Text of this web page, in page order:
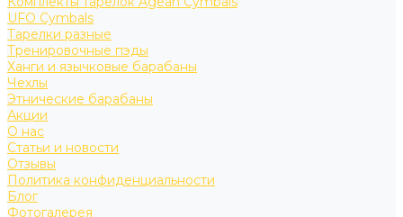
UFO Cymbals
Тарелки разные
Тренировочные пэды
Ханги и язычковые барабаны
Чехлы
Этнические барабаны
Акции
О нас
Статьи и новости
Отзывы
Политика конфиденциальности
Блог
Фотогалерея